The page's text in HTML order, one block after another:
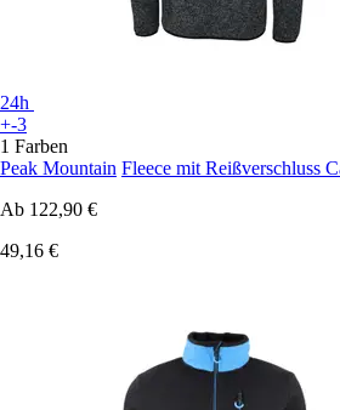
24h
+-3
1 Farben
Peak Mountain Fleece mit Reißverschluss
Ab 122,90 €
49,16 €